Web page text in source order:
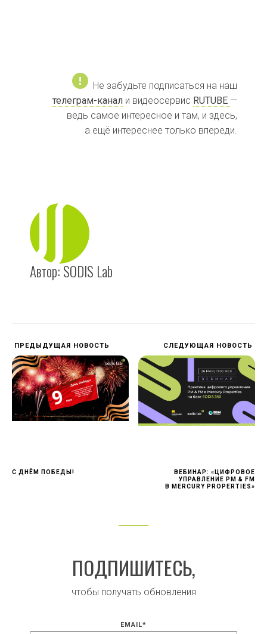
Не забудьте подписаться на наш
телеграм-канал и видеосервис RUTUBE —
ведь самое интересное и там, и здесь,
а ещё интереснее только впереди.
Автор: SODIS Lab
ПРЕДЫДУЩАЯ НОВОСТЬ
С ДНЁМ ПОБЕДЫ!
СЛЕДУЮЩАЯ НОВОСТЬ
ВЕБИНАР: «ЦИФРОВОЕ
УПРАВЛЕНИЕ PM & FM
В MERCURY PROPERTIES»
ПОДПИШИТЕСЬ,
чтобы получать обновления
EMAIL*